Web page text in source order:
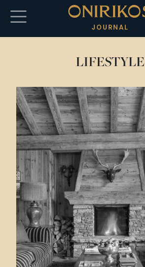
Salta al contenuto principale
JOURNAL
LIFESTYLE